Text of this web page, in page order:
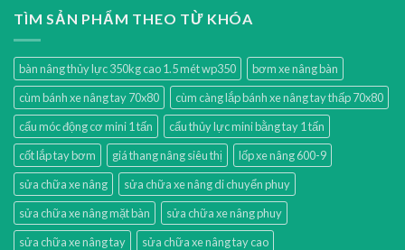
TÌM SẢN PHẨM THEO TỪ KHÓA
bàn nâng thủy lực 350kg cao 1.5 mét wp350
bơm xe nâng bàn
cùm bánh xe nâng tay 70x80
cùm càng lắp bánh xe nâng tay thấp 70x80
cẩu móc động cơ mini 1 tấn
cẩu thủy lực mini bằng tay 1 tấn
cốt lắp tay bơm
giá thang nâng siêu thị
lốp xe nâng 600-9
sửa chữa xe nâng
sửa chữa xe nâng di chuyển phuy
sửa chữa xe nâng mặt bàn
sửa chữa xe nâng phuy
sửa chữa xe nâng tay
sửa chữa xe nâng tay cao